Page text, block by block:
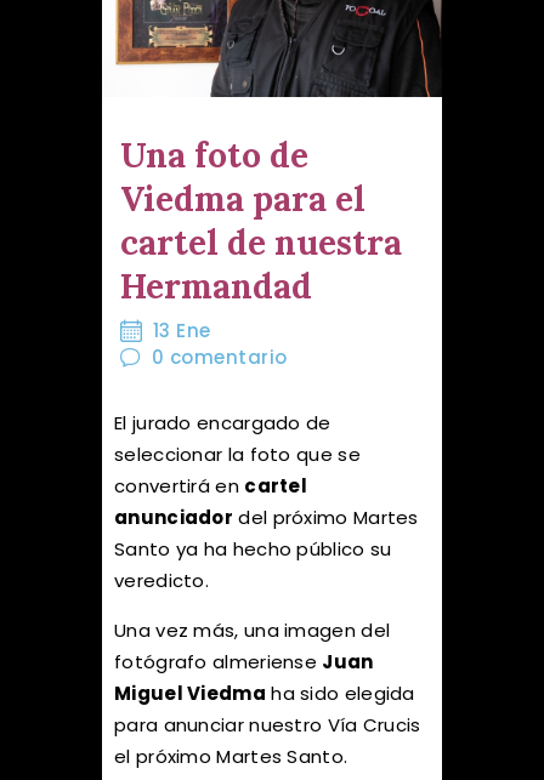
Una foto de
Viedma para el
cartel de nuestra
Hermandad
13 Ene
0 comentario
El jurado encargado de
seleccionar la foto que se
convertirá en cartel
anunciador del próximo Martes
Santo ya ha hecho público su
veredicto.
Una vez más, una imagen del
fotógrafo almeriense Juan
Miguel Viedma ha sido elegida
para anunciar nuestro Vía Crucis
el próximo Martes Santo.